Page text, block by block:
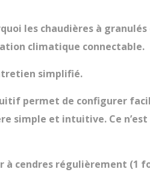
les chaudières à granulés
climatique connectable.
simplifié.
permet de configurer
simple et intuitive. Ce n’est
cendres régulièrement (1